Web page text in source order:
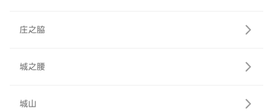
庄之脇
城之腰
城山